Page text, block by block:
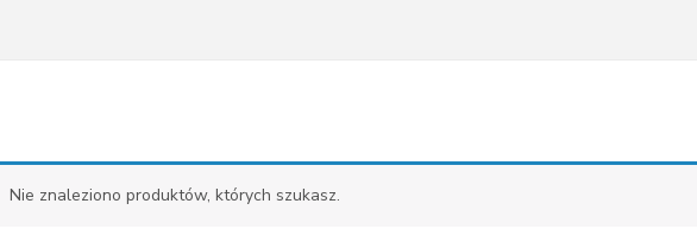
Nie znaleziono produktów, których szukasz.